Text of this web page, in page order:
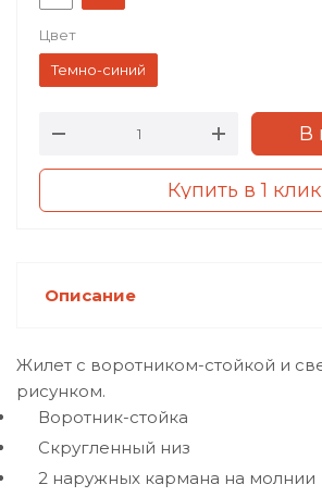
Цвет
Темно-синий
В
Купить в 1 клик
Описание
Жилет с воротником-стойкой и
рисунком.
Воротник-стойка
Скругленный низ
2 наружных кармана на молнии